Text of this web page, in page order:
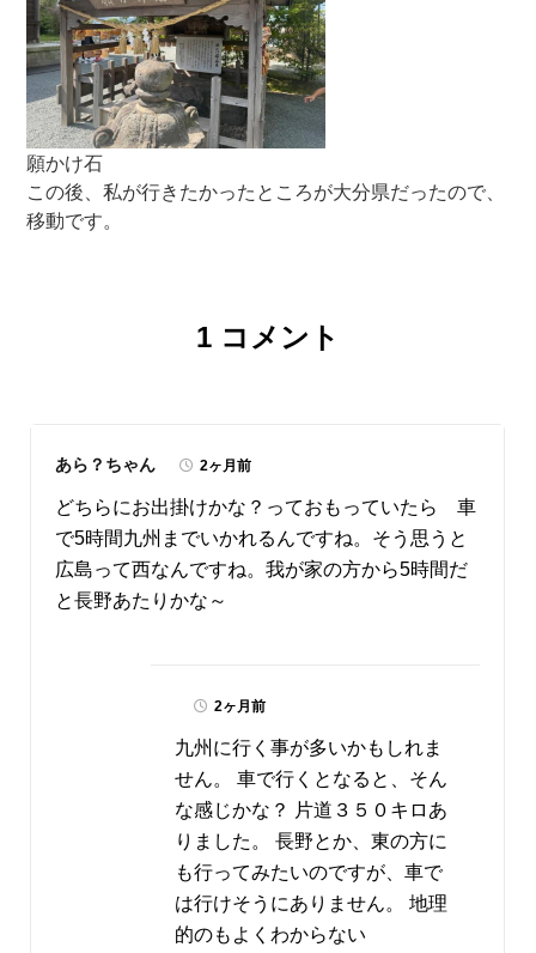
1 コメント
あら？ちゃん 2ヶ月前
どちらにお出掛けかな？っておもっていたら 車
で5時間九州までいかれるんですね。そう思うと
広島って西なんですね。我が家の方から5時間だ
と長野あたりかな～
2ヶ月前
九州に行く事が多いかもしれま
せん。 車で行くとなると、そん
な感じかな？ 片道３５０キロあ
りました。 長野とか、東の方に
も行ってみたいのですが、車で
は行けそうにありません。 地理
的のもよくわからない